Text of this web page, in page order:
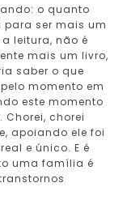
o quanto
para ser mais um
a leitura, não é
mais um livro,
saber o que
momento em
este momento
chorei
apoiando ele foi
e único. E é
uma família é